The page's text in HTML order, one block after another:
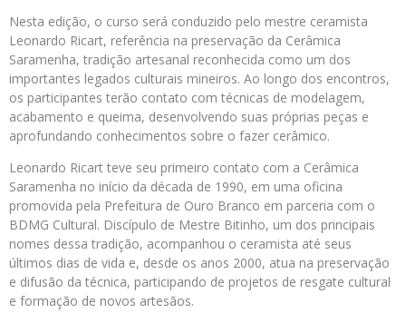
Nesta edição, o curso será conduzido pelo mestre ceramista
Leonardo Ricart, referência na preservação da Cerâmica
Saramenha, tradição artesanal reconhecida como um dos
importantes legados culturais mineiros. Ao longo dos encontros,
os participantes terão contato com técnicas de modelagem,
acabamento e queima, desenvolvendo suas próprias peças e
aprofundando conhecimentos sobre o fazer cerâmico.
Leonardo Ricart teve seu primeiro contato com a Cerâmica
Saramenha no início da década de 1990, em uma oficina
promovida pela Prefeitura de Ouro Branco em parceria com o
BDMG Cultural. Discípulo de Mestre Bitinho, um dos principais
nomes dessa tradição, acompanhou o ceramista até seus
últimos dias de vida e, desde os anos 2000, atua na preservação
e difusão da técnica, participando de projetos de resgate cultural
e formação de novos artesãos.